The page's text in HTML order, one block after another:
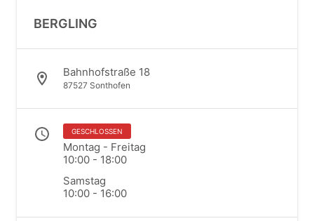
BERGLING
Bahnhofstraße 18
87527 Sonthofen
GESCHLOSSEN
Montag - Freitag
10:00 - 18:00
Samstag
10:00 - 16:00